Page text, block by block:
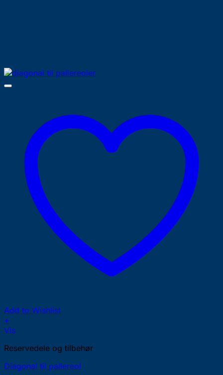
Add to Wishlist
+
Vis
Reservedele og tilbehør
Diagonal til pallereol